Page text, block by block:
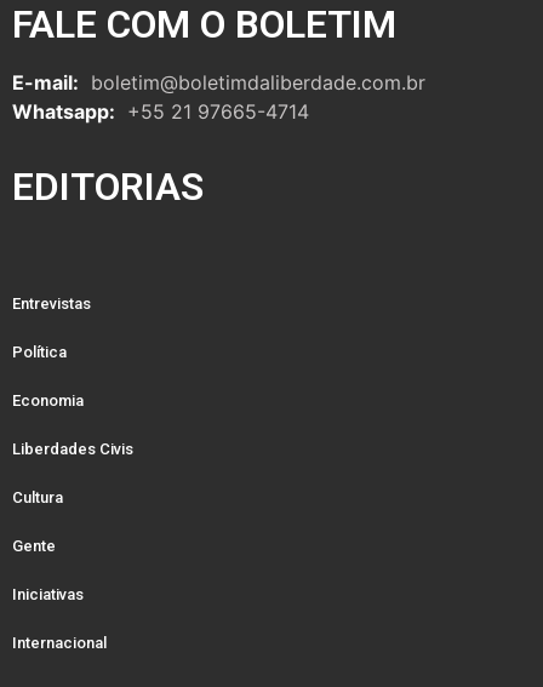
FALE COM O BOLETIM
E-mail: boletim@boletimdaliberdade.com.br
Whatsapp: +55 21 97665-4714
EDITORIAS
Entrevistas
Política
Economia
Liberdades Civis
Cultura
Gente
Iniciativas
Internacional